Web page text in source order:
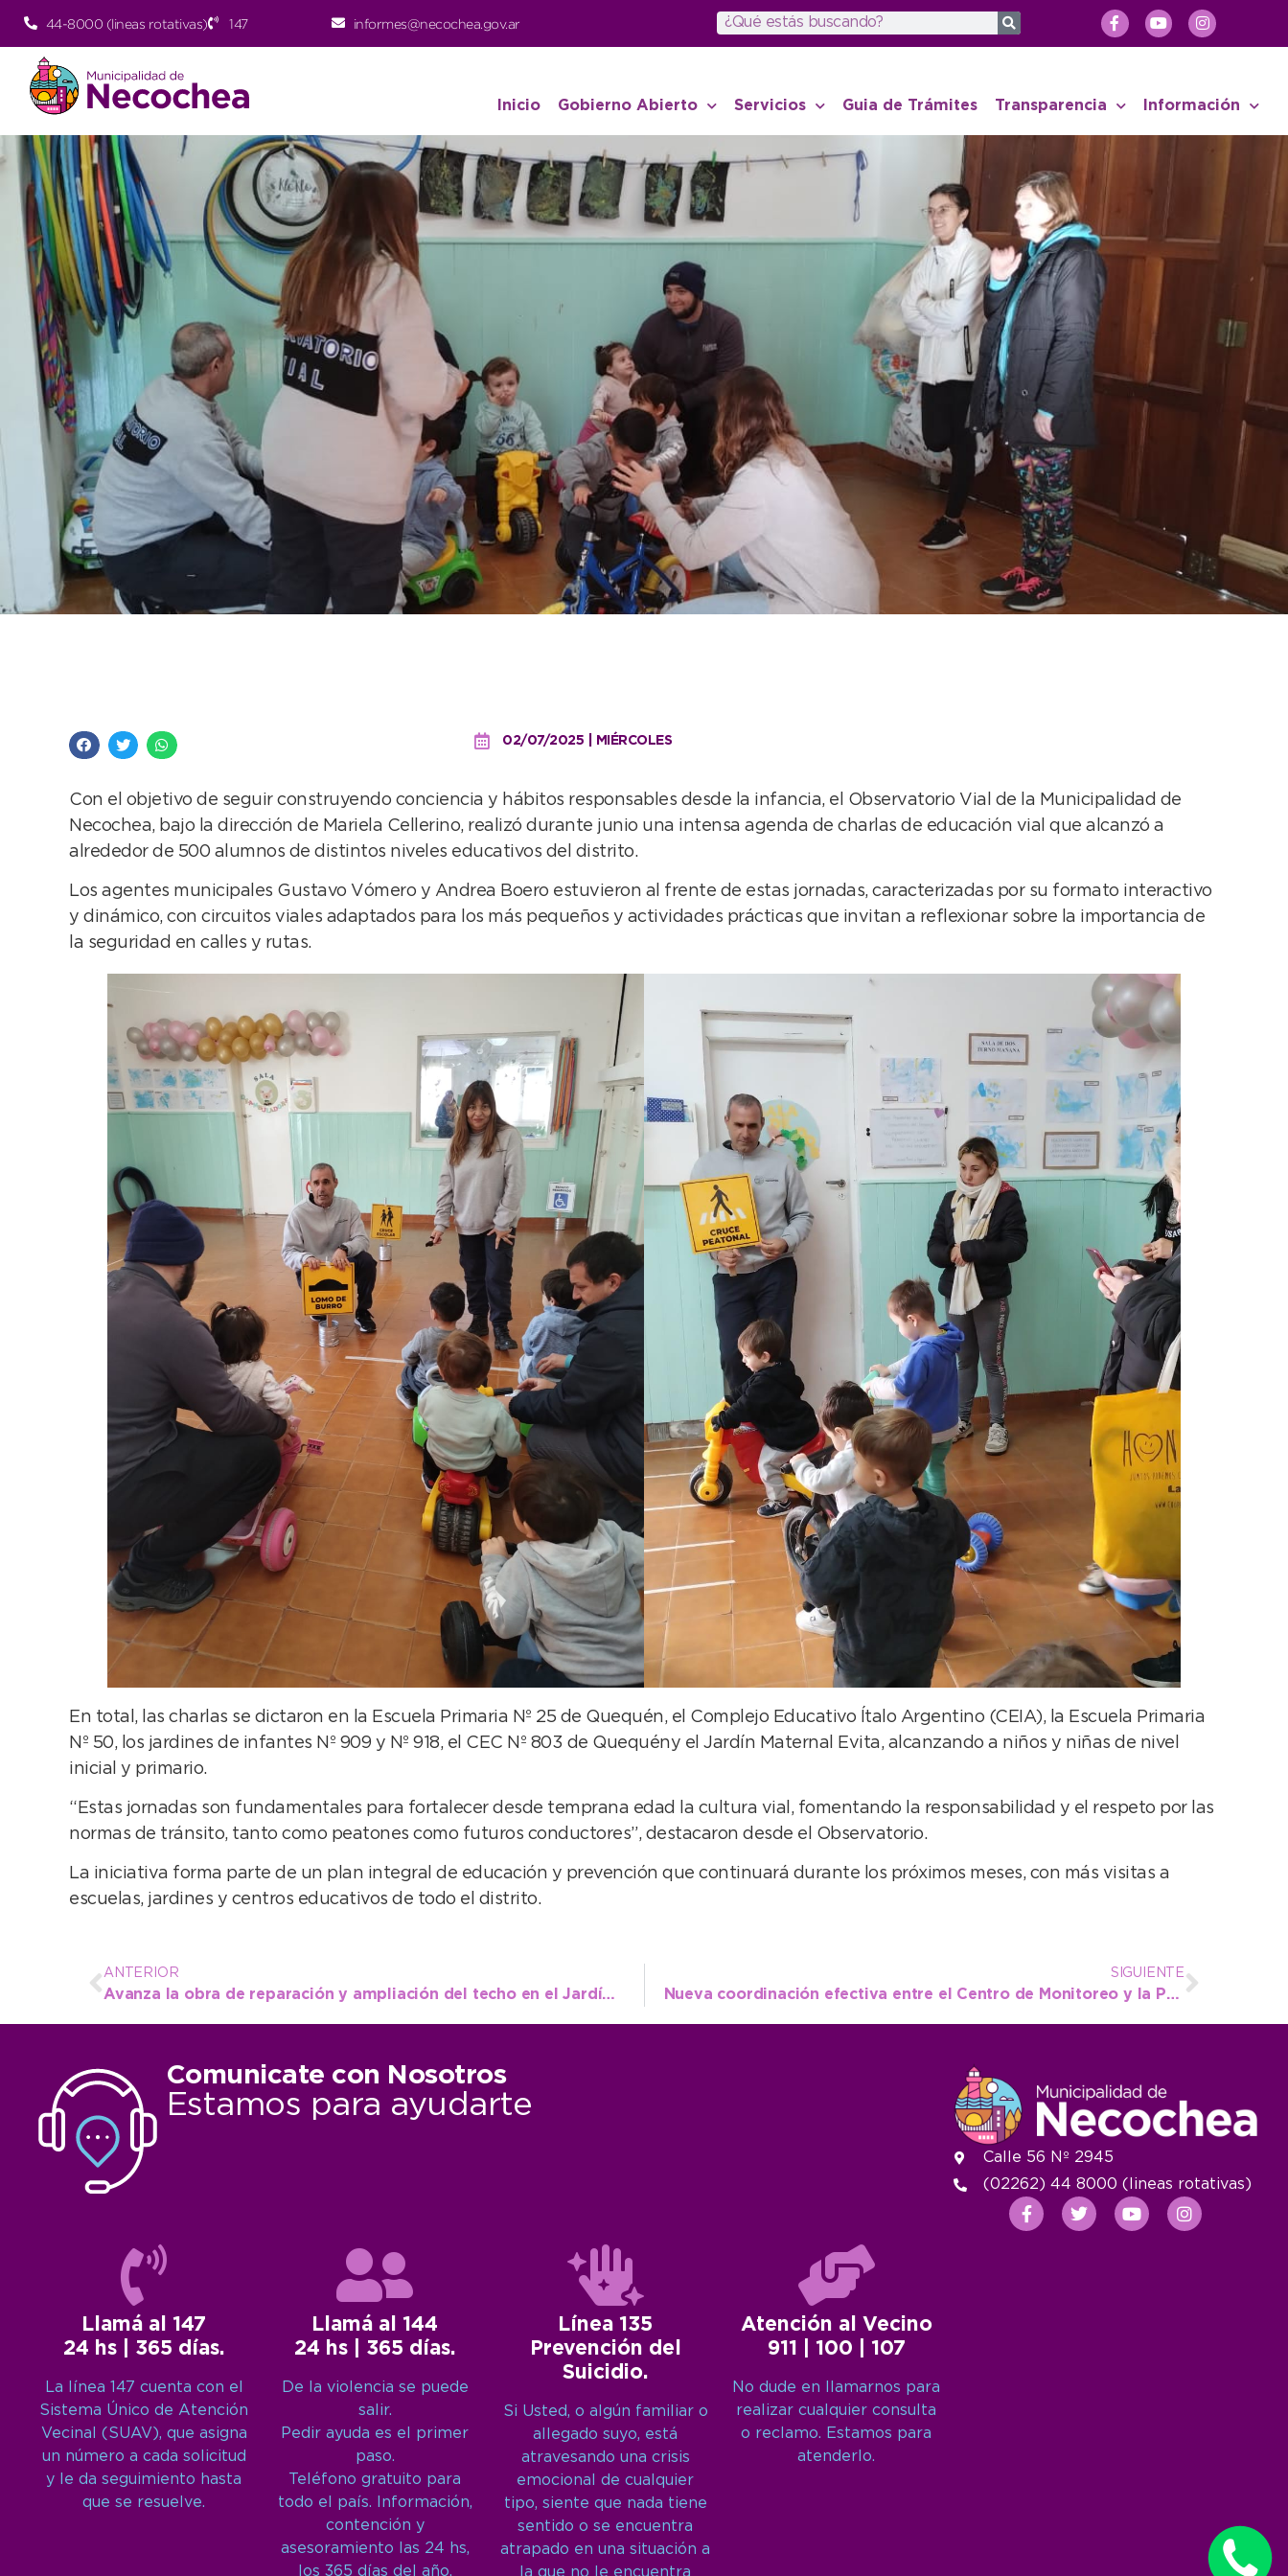
44-8000 (lineas rotativas) 147 informes@necochea.gov.ar
Inicio Gobierno Abierto Servicios Guia de Trámites Transparencia Información
02/07/2025 | MIÉRCOLES
Con el objetivo de seguir construyendo conciencia y hábitos responsables desde la infancia, el Observatorio Vial de la Municipalidad de
Necochea, bajo la dirección de Mariela Cellerino, realizó durante junio una intensa agenda de charlas de educación vial que alcanzó a
alrededor de 500 alumnos de distintos niveles educativos del distrito.
Los agentes municipales Gustavo Vómero y Andrea Boero estuvieron al frente de estas jornadas, caracterizadas por su formato interactivo
y dinámico, con circuitos viales adaptados para los más pequeños y actividades prácticas que invitan a reflexionar sobre la importancia de
la seguridad en calles y rutas.
En total, las charlas se dictaron en la Escuela Primaria Nº 25 de Quequén, el Complejo Educativo Ítalo Argentino (CEIA), la Escuela Primaria
Nº 50, los jardines de infantes Nº 909 y Nº 918, el CEC Nº 803 de Quequény el Jardín Maternal Evita, alcanzando a niños y niñas de nivel
inicial y primario.
“Estas jornadas son fundamentales para fortalecer desde temprana edad la cultura vial, fomentando la responsabilidad y el respeto por las
normas de tránsito, tanto como peatones como futuros conductores”, destacaron desde el Observatorio.
La iniciativa forma parte de un plan integral de educación y prevención que continuará durante los próximos meses, con más visitas a
escuelas, jardines y centros educativos de todo el distrito.
ANTERIOR
Avanza la obra de reparación y ampliación del techo en el Jardín Maternal “Pichi Huinca”
SIGUIENTE
Nueva coordinación efectiva entre el Centro de Monitoreo y la Policía permitió frustrar un intento de robo
Comunicate con Nosotros
Estamos para ayudarte
Llamá al 147
24 hs | 365 días.
La línea 147 cuenta con el
Sistema Único de Atención
Vecinal (SUAV), que asigna
un número a cada solicitud
y le da seguimiento hasta
que se resuelve.
Llamá al 144
24 hs | 365 días.
De la violencia se puede
salir.
Pedir ayuda es el primer
paso.
Teléfono gratuito para
todo el país. Información,
contención y
asesoramiento las 24 hs,
los 365 días del año.
Línea 135
Prevención del
Suicidio.
Si Usted, o algún familiar o
allegado suyo, está
atravesando una crisis
emocional de cualquier
tipo, siente que nada tiene
sentido o se encuentra
atrapado en una situación a
la que no le encuentra
Atención al Vecino
911 | 100 | 107
No dude en llamarnos para
realizar cualquier consulta
o reclamo. Estamos para
atenderlo.
Calle 56 Nº 2945
(02262) 44 8000 (lineas rotativas)